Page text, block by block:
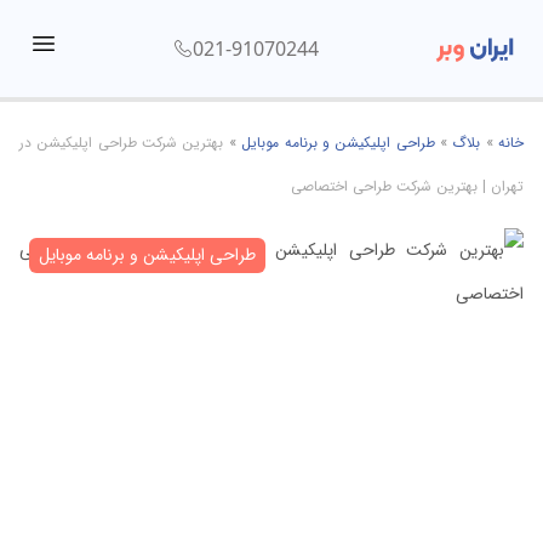
021-91070244
خانه» بلاگ »طراحی اپلیکیشن و برنامه موبایل » بهترین شرکت طراحی اپلیکیشن در
تهران | بهترین شرکت طراحی اختصاصی
طراحی اپلیکیشن و برنامه موبایل